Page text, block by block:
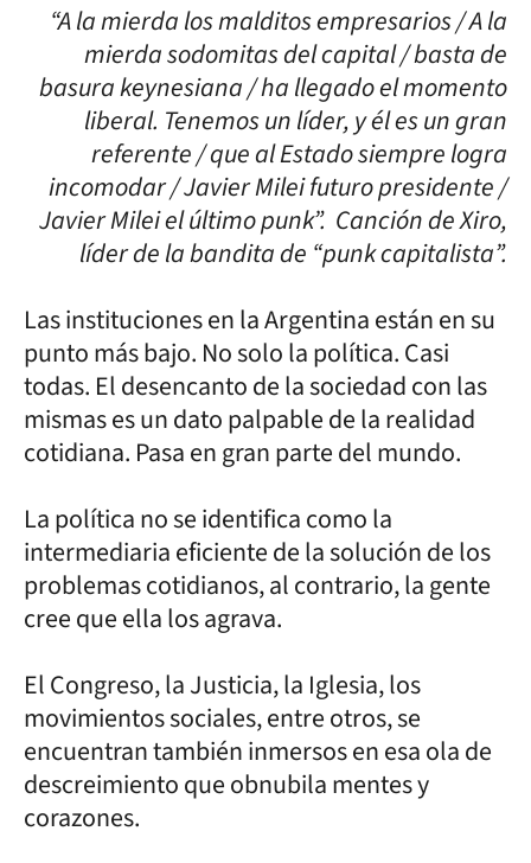
“A la mierda los malditos empresarios / A la
mierda sodomitas del capital / basta de
basura keynesiana / ha llegado el momento
liberal. Tenemos un líder, y él es un gran
referente / que al Estado siempre logra
incomodar / Javier Milei futuro presidente /
Javier Milei el último punk”. Canción de Xiro,
líder de la bandita de “punk capitalista”.
Las instituciones en la Argentina están en su
punto más bajo. No solo la política. Casi
todas. El desencanto de la sociedad con las
mismas es un dato palpable de la realidad
cotidiana. Pasa en gran parte del mundo.
La política no se identifica como la
intermediaria eficiente de la solución de los
problemas cotidianos, al contrario, la gente
cree que ella los agrava.
El Congreso, la Justicia, la Iglesia, los
movimientos sociales, entre otros, se
encuentran también inmersos en esa ola de
descreimiento que obnubila mentes y
corazones.